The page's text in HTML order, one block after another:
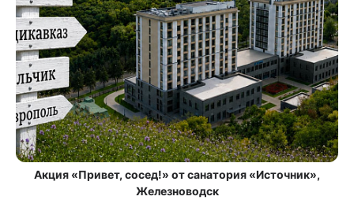
Акция «Привет, сосед!» от санатория «Источник»,
Железноводск